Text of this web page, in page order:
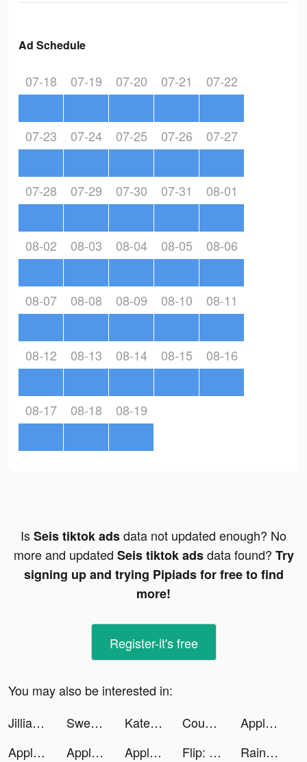
Ad Schedule
07-18 07-19 07-20 07-21 07-22
07-23 07-24 07-25 07-26 07-27
07-28 07-29 07-30 07-31 08-01
08-02 08-03 08-04 08-05 08-06
08-07 08-08 08-09 08-10 08-11
08-12 08-13 08-14 08-15 08-16
08-17 08-18 08-19
IsSeis tiktok adsdata not updated enough? No
more and updated Seis tiktok adsdata found? Try
signing up and trying Pipiads for free to find
more!
Register-it's free
You may also be interested in:
Jillian Michaels | Fitness App tiktok ads
SweetBill tiktok ads Kate tiktok ads Country Reels tiktok ads
Apple TV tiktok ads
Apple TV tiktok ads
Apple TV tiktok ads Apple TV tiktok ads Flip: Shop Top Beauty & Makeup tiktok ads Rain Rain Sleep Sounds tiktok ads